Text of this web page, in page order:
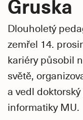
Gruska
Dlouholetý
zemřel 14.
kariéry působil
světě,
a vedl
informatiky MU.